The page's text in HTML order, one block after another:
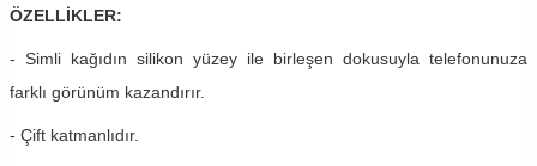
ÖZELLİKLER:
- Simli kağıdın silikon yüzey ile birleşen dokusuyla telefonunuza
farklı görünüm kazandırır.
- Çift katmanlıdır.